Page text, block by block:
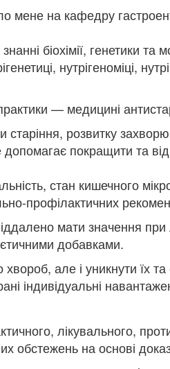
на кафедру
біохімії, генетики та
нутрігеноміці,
— медицині
розвитку
покращити та
стан кишечного
профілактичних
мати значення
добавками.
але і уникнути їх та
індивідуальні
лікувального,
обстежень на основі